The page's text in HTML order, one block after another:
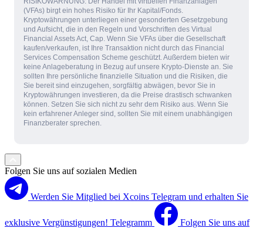
(VFAs) birgt ein hohes Risiko für Ihr Kapital/Fonds.
Kryptowährungen unterliegen einer gesonderten Gesetzgebung
und Aufsicht, die in den Regeln und Vorschriften des Virtual
Financial Assets Act, Cap. Wenn Sie VFAs über die Gesellschaft
kaufen/verkaufen, ist Ihre Transaktion nicht durch das Financial
Services Compensation Scheme geschützt. Außerdem bieten wir
keine Anlageberatung in Bezug auf unsere Krypto-Dienste an. Sie
sollten Ihre persönliche finanzielle Situation und die Risiken, die
Sie bereit sind einzugehen, sorgfältig abwägen, bevor Sie in
Kryptowährungen investieren, da die Preise drastisch schwanken
können. Setzen Sie sich nicht zu sehr dem Risiko aus. Wenn Sie
kein erfahrener Anleger sind, sollten Sie mit einem unabhängigen
Finanzberater sprechen.
Folgen Sie uns auf sozialen Medien
Werden Sie Mitglied bei Xcoins Telegram und erhalten Sie
exklusive Vergünstigungen! Telegramm Folgen Sie uns auf